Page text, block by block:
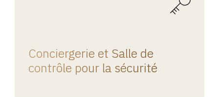
Conciergerie et Salle de
contrôle pour la sécurité